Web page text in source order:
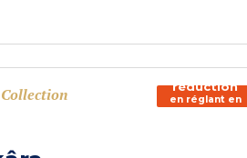
150€ de
réduction
en réglant en
chèque